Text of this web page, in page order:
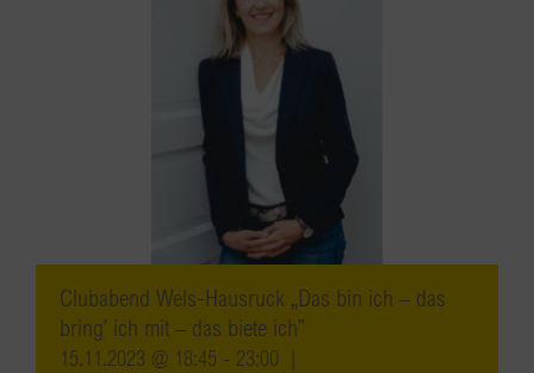
Clubabend Wels-Hausruck „Das bin ich – das
bring’ ich mit – das biete ich”
15.11.2023 @ 18:45 - 23:00